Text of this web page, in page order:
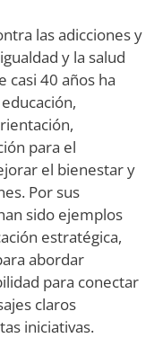
las adicciones y
y la salud
casi 40 años ha
para el
el bienestar y
Por sus
sido ejemplos
estratégica,
abordar
para conectar
claros
iniciativas.